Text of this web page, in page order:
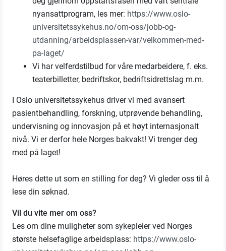
nyansattprogram, les mer: https://www.oslo-
universitetssykehus.no/om-oss/jobb-og-
utdanning/arbeidsplassen-var/velkommen-med-
pa-laget/
Vi har velferdstilbud for våre medarbeidere, f. eks.
teaterbilletter, bedriftskor, bedriftsidrettslag m.m.
I Oslo universitetssykehus driver vi med avansert
pasientbehandling, forskning, utprøvende behandling,
undervisning og innovasjon på et høyt internasjonalt
nivå. Vi er derfor hele Norges bakvakt! Vi trenger deg
med på laget!
Høres dette ut som en stilling for deg? Vi gleder oss til å
lese din søknad.
Vil du vite mer om oss?
Les om dine muligheter som sykepleier ved Norges
største helsefaglige arbeidsplass: https://www.oslo-